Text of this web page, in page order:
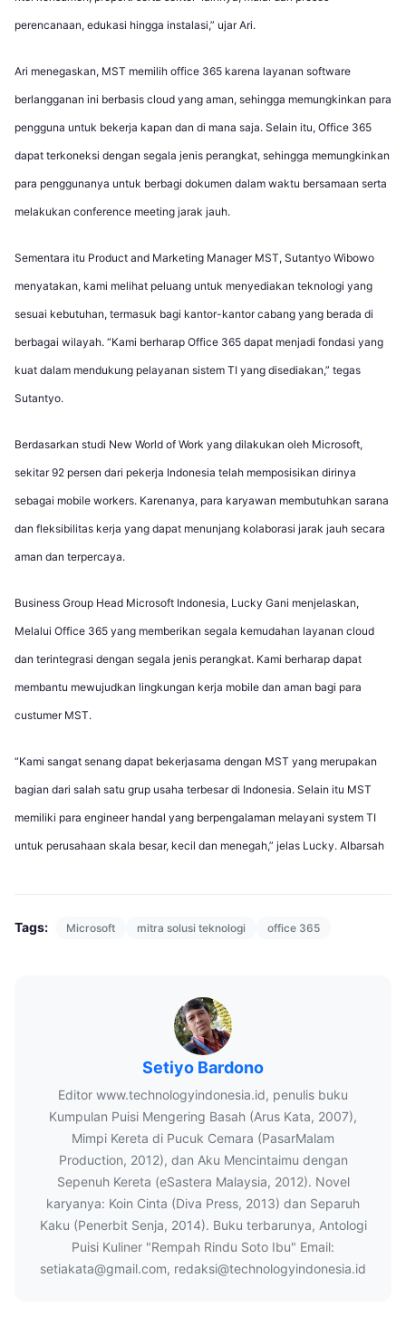
perencanaan, edukasi hingga instalasi,” ujar Ari.
Ari menegaskan, MST memilih office 365 karena layanan software
berlangganan ini berbasis cloud yang aman, sehingga memungkinkan para
pengguna untuk bekerja kapan dan di mana saja. Selain itu, Office 365
dapat terkoneksi dengan segala jenis perangkat, sehingga memungkinkan
para penggunanya untuk berbagi dokumen dalam waktu bersamaan serta
melakukan conference meeting jarak jauh.
Sementara itu Product and Marketing Manager MST, Sutantyo Wibowo
menyatakan, kami melihat peluang untuk menyediakan teknologi yang
sesuai kebutuhan, termasuk bagi kantor-kantor cabang yang berada di
berbagai wilayah. “Kami berharap Office 365 dapat menjadi fondasi yang
kuat dalam mendukung pelayanan sistem TI yang disediakan,” tegas
Sutantyo.
Berdasarkan studi New World of Work yang dilakukan oleh Microsoft,
sekitar 92 persen dari pekerja Indonesia telah memposisikan dirinya
sebagai mobile workers. Karenanya, para karyawan membutuhkan sarana
dan fleksibilitas kerja yang dapat menunjang kolaborasi jarak jauh secara
aman dan terpercaya.
Business Group Head Microsoft Indonesia, Lucky Gani menjelaskan,
Melalui Office 365 yang memberikan segala kemudahan layanan cloud
dan terintegrasi dengan segala jenis perangkat. Kami berharap dapat
membantu mewujudkan lingkungan kerja mobile dan aman bagi para
custumer MST.
“Kami sangat senang dapat bekerjasama dengan MST yang merupakan
bagian dari salah satu grup usaha terbesar di Indonesia. Selain itu MST
memiliki para engineer handal yang berpengalaman melayani system TI
untuk perusahaan skala besar, kecil dan menegah,” jelas Lucky. Albarsah
Tags: Microsoft mitra solusi teknologi office 365
Setiyo Bardono
Editor www.technologyindonesia.id, penulis buku
Kumpulan Puisi Mengering Basah (Arus Kata, 2007),
Mimpi Kereta di Pucuk Cemara (PasarMalam
Production, 2012), dan Aku Mencintaimu dengan
Sepenuh Kereta (eSastera Malaysia, 2012). Novel
karyanya: Koin Cinta (Diva Press, 2013) dan Separuh
Kaku (Penerbit Senja, 2014). Buku terbarunya, Antologi
Puisi Kuliner "Rempah Rindu Soto Ibu" Email:
setiakata@gmail.com, redaksi@technologyindonesia.id